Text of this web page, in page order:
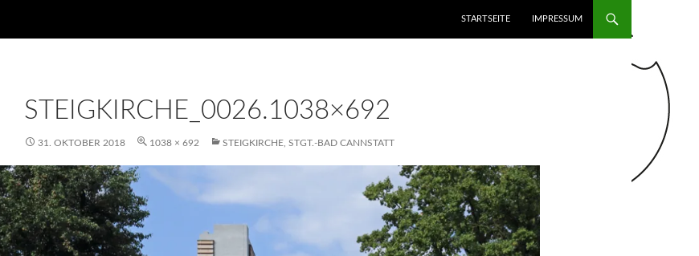
STARTSEITE
IMPRESSUM
STEIGKIRCHE_0026.1038×692
31. OKTOBER 2018 1038 × 692 STEIGKIRCHE, STGT.-BAD CANNSTATT